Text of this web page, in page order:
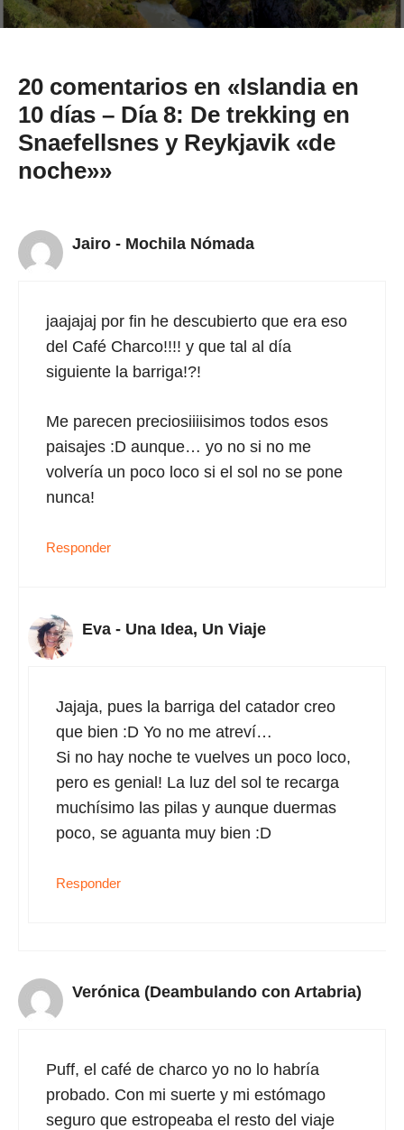
20 comentarios en «Islandia en
10 días – Día 8: De trekking en
Snaefellsnes y Reykjavik «de
noche»»
Jairo - Mochila Nómada
jaajajaj por fin he descubierto que era eso
del Café Charco!!!! y que tal al día
siguiente la barriga!?!
Me parecen preciosiiiisimos todos esos
paisajes :D aunque… yo no si no me
volvería un poco loco si el sol no se pone
nunca!
Responder
Eva - Una Idea, Un Viaje
Jajaja, pues la barriga del catador creo
que bien :D Yo no me atreví…
Si no hay noche te vuelves un poco loco,
pero es genial! La luz del sol te recarga
muchísimo las pilas y aunque duermas
poco, se aguanta muy bien :D
Responder
Verónica (Deambulando con Artabria)
Puff, el café de charco yo no lo habría
probado. Con mi suerte y mi estómago
seguro que estropeaba el resto del viaje